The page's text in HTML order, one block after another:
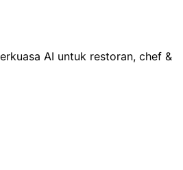
AI untuk restoran, chef &